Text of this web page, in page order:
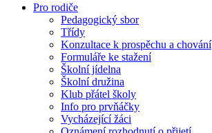
Pro rodiče
Pedagogický sbor
Třídy
Konzultace k prospěchu a chování
Formuláře ke stažení
Školní jídelna
Školní družina
Klub přátel školy
Info pro prvňáčky
Vycházející žáci